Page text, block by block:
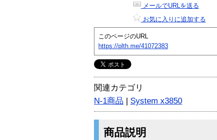
メールでURLを送る
お気に入りに追加する
このページのURL
https://plth.me/41072383
関連カテゴリ
N-1商品 | System x3850
商品説明